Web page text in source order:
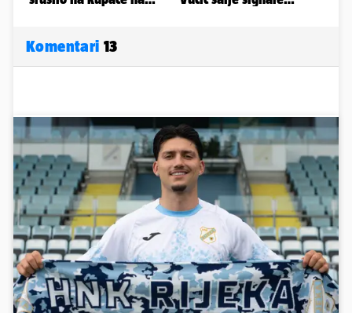
Komentari 13